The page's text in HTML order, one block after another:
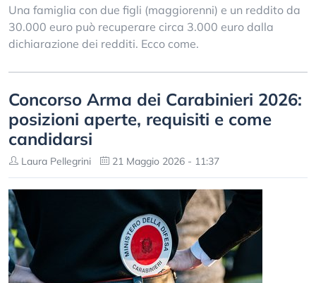
Una famiglia con due figli (maggiorenni) e un reddito da
30.000 euro può recuperare circa 3.000 euro dalla
dichiarazione dei redditi. Ecco come.
Concorso Arma dei Carabinieri 2026:
posizioni aperte, requisiti e come
candidarsi
Laura Pellegrini 21 Maggio 2026 - 11:37